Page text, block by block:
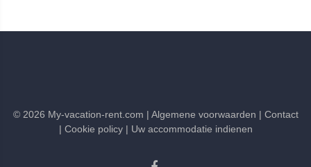
© 2026 My-vacation-rent.com | Algemene voorwaarden | Contact
| Cookie policy | Uw accommodatie indienen